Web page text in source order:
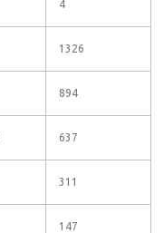
4
1326
894
637
311
147